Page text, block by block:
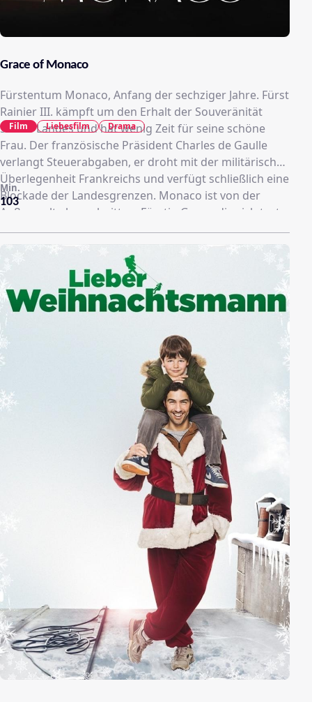
Grace of Monaco
Fürstentum Monaco, Anfang der sechziger Jahre. Fürst
Rainier III. kämpft um den Erhalt der Souveränität
seines Landes und hat wenig Zeit für seine schöne
Frau. Der französische Präsident Charles de Gaulle
verlangt Steuerabgaben, er droht mit der militärischen
Überlegenheit Frankreichs und verfügt schließlich eine
Blockade der Landesgrenzen. Monaco ist von der
Außenwelt abgeschnitten. Fürstin Grace, die sich trotz
ihrer inzwischen mehrjährigen Ehe mit Rainier noch
nicht in die Rolle der First Lady des Landes
eingefunden hat und von Palastintrigen und
Ablehnung durch die öffentliche Meinung umgeben
ist, erhält zur gleichen Zeit ein Rollenangebot von
Alfred Hitchcock - eine große Versuchung für den
ehemals gefeierten Hollywood-Star.
103
Min.
Film Liebesfilm Drama